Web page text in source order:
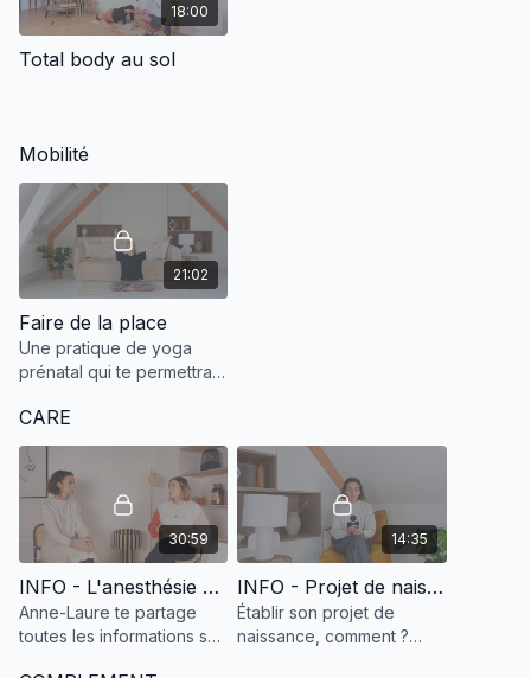
18:00
Total body au sol
Mobilité
21:02
Faire de la place
Une pratique de yoga
prénatal qui te permettra
entre le haut de ton utérus
et ton diaphragme pour
mieux respirer.
CARE
30:59
INFO - L'anesthésie péridurale
Anne-Laure te partage
toutes les informations sur
14:35
INFO - Projet de naissance
Établir son projet de
naissance, comment ?